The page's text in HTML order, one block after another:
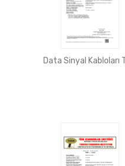
Data Sinyal Kabloları